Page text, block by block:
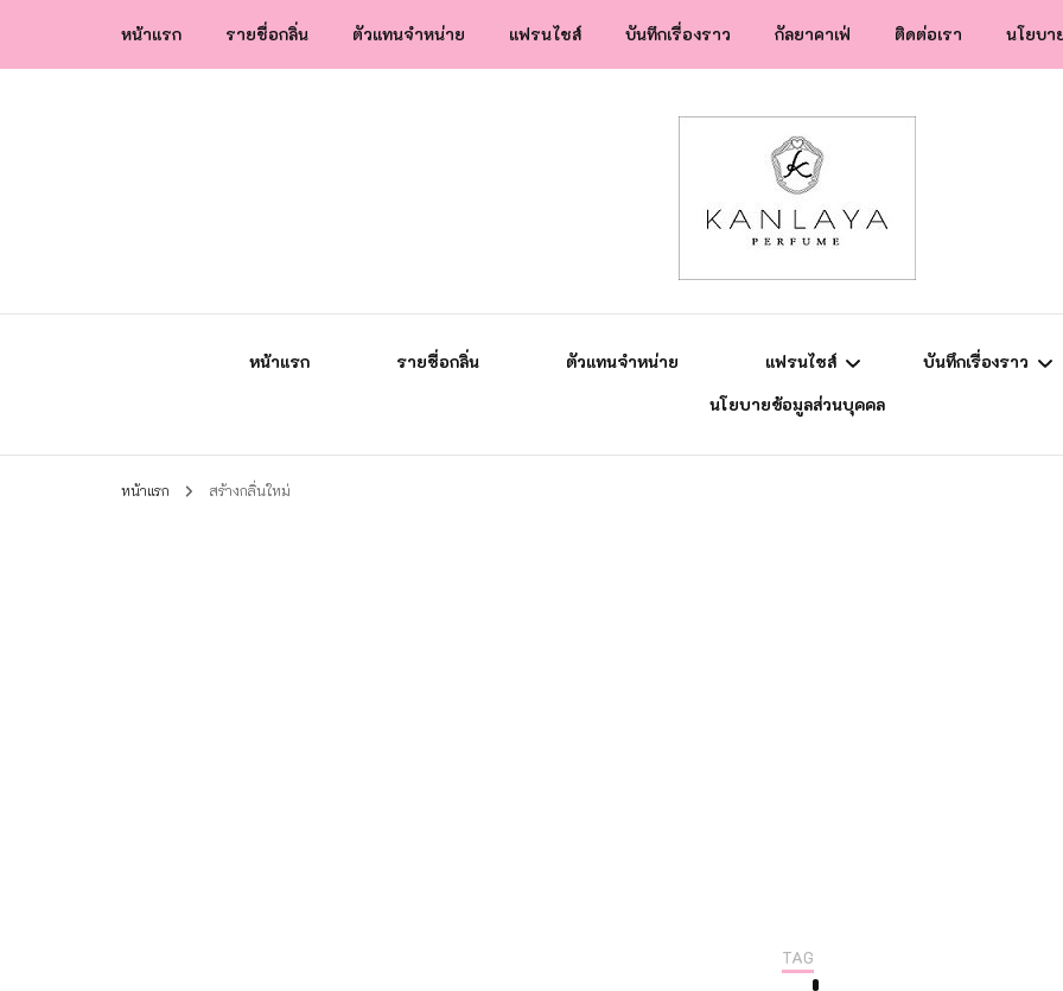
หน้าแรก รายชื่อกลิ่น ตัวแทนจำหน่าย แฟรนไชส์ บันทึกเรื่องราว
ข่าวสาร
ความรู้การตลาด
กัลยาคาเฟ่ ติดต่อเรา นโยบา
หน้าแรก รายชื่อกลิ่น ตัวแทนจำหน่าย แฟรนไชส์ บันทึกเรื่องราว
นโยบายข้อมูลส่วนบุคคล
หน้าแรก สร้างกลิ่นใหม่
TAG